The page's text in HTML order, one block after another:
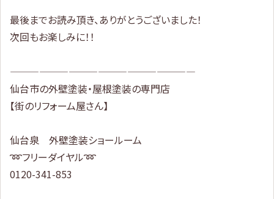
最後までお読み頂き、ありがとうございました！
次回もお楽しみに！！
———————————————————
仙台市の外壁塗装・屋根塗装の専門店
【街のリフォーム屋さん】
仙台泉 外壁塗装ショールーム
➿フリーダイヤル➿
0120-341-853